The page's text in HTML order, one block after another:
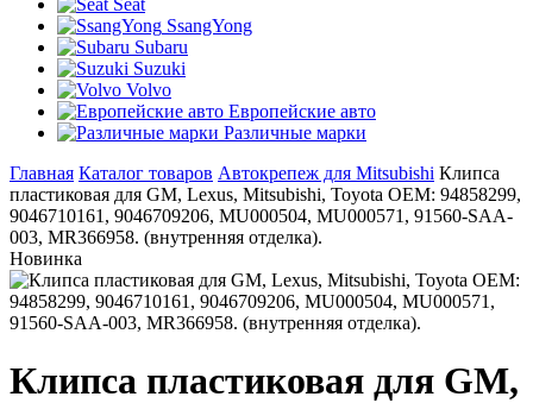
Seat
SsangYong
Subaru
Suzuki
Volvo
Европейские авто
Различные марки
Главная Каталог товаров Автокрепеж для Mitsubishi Клипса
пластиковая для GM, Lexus, Mitsubishi, Toyota ОЕМ: 94858299,
9046710161, 9046709206, MU000504, MU000571, 91560-SAA-
003, MR366958. (внутренняя отделка).
Новинка
Клипса пластиковая для GM,